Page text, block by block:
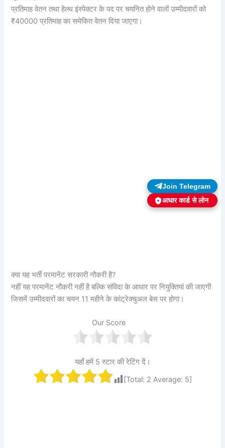
प्रतिमाह वेतन तथा हेल्थ इंस्पेक्टर के पद पर चयनित होने वालों उम्मीदवारों को
₹40000 प्रतिमाह का समेकित वेतन दिया जाएगा।
क्या यह भर्ती परमानेंट सरकारी नौकरी है?
नहीं यह परमानेंट नौकरी नहीं है बल्कि संविदा के आधार पर नियुक्तियां की जाएगी
जिसमें उम्मीदवारों का चयन 11 महीने के कांट्रेक्चुअल बेस पर होगा।
Our Score
यहाँ हमें 5 स्टार की रेटिंग दें।
[Total: 2 Average: 5]
Join Telegram
आधार कार्ड से लोन